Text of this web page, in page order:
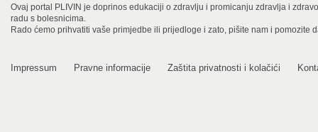
Ovaj portal PLIVIN je doprinos edukaciji o zdravlju i promicanju zdravlja i
radu s bolesnicima.
Rado ćemo prihvatiti vaše primjedbe ili prijedloge i zato, pišite nam i pomozite
Impressum Pravne informacije Zaštita privatnosti i kolačići